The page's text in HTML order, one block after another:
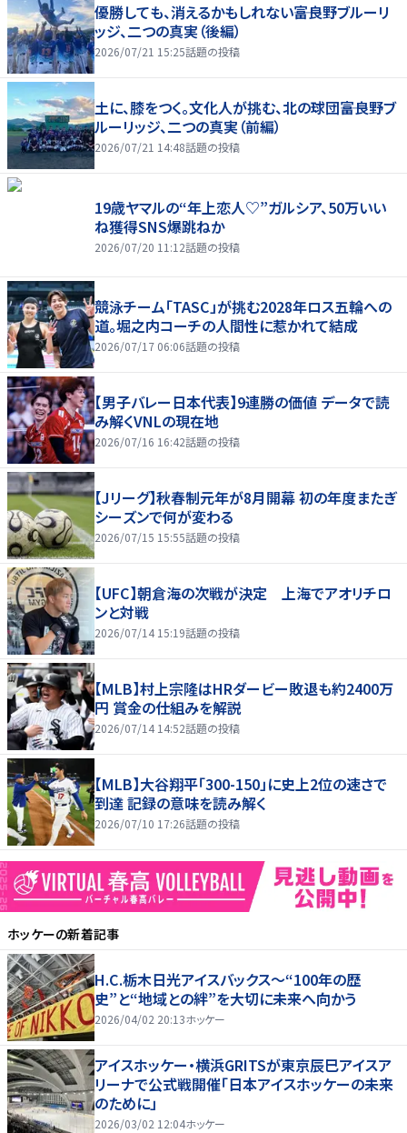
優勝しても、消えるかもしれない――富良野ブルーリ
ッジ、二つの真実（後編）
2026/07/21 15:25話題の投稿
土に、膝をつく。文化人が挑む、北の球団――富良野ブ
ルーリッジ、二つの真実（前編）
2026/07/21 14:48話題の投稿
19歳ヤマルの“年上恋人♡”ガルシア、50万いい
ね獲得SNS爆跳ねか
2026/07/20 11:12話題の投稿
競泳チーム「TASC」が挑む2028年ロス五輪への
道。堀之内コーチの人間性に惹かれて結成
2026/07/17 06:06話題の投稿
【男子バレー日本代表】9連勝の価値 データで読
み解くVNLの現在地
2026/07/16 16:42話題の投稿
【Jリーグ】秋春制元年が8月開幕 初の年度またぎ
シーズンで何が変わる
2026/07/15 15:55話題の投稿
【UFC】朝倉海の次戦が決定 上海でアオリチロ
ンと対戦
2026/07/14 15:19話題の投稿
【MLB】村上宗隆はHRダービー敗退も約2400万
円 賞金の仕組みを解説
2026/07/14 14:52話題の投稿
【MLB】大谷翔平「300-150」に史上2位の速さで
到達 記録の意味を読み解く
2026/07/10 17:26話題の投稿
ホッケーの新着記事
H.C.栃木日光アイスバックス～“100年の歴
史”と“地域との絆”を大切に未来へ向かう
2026/04/02 20:13ホッケー
アイスホッケー・横浜GRITSが東京辰巳アイスア
リーナで公式戦開催「日本アイスホッケーの未来
のために」
2026/03/02 12:04ホッケー